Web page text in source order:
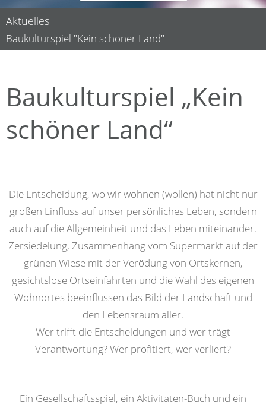
Aktuelles
Baukulturspiel "Kein schöner Land"
Baukulturspiel „Kein
schöner Land“
Die Entscheidung, wo wir wohnen (wollen) hat nicht nur
großen Einfluss auf unser persönliches Leben, sondern
auch auf die Allgemeinheit und das Leben miteinander.
Zersiedelung, Zusammenhang vom Supermarkt auf der
grünen Wiese mit der Verödung von Ortskernen,
gesichtslose Ortseinfahrten und die Wahl des eigenen
Wohnortes beeinflussen das Bild der Landschaft und
den Lebensraum aller.
Wer trifft die Entscheidungen und wer trägt
Verantwortung? Wer profitiert, wer verliert?
Ein Gesellschaftsspiel, ein Aktivitäten-Buch und ein